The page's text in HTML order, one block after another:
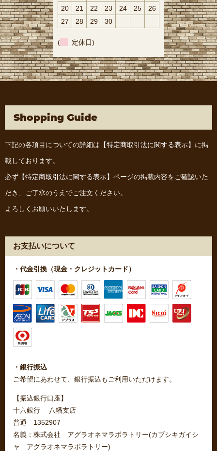
20 21 22 23 24 25
26
27
28 29 30
( 定休日)
Shopping Guide
下記の各項目についての詳細は 【特定商取引法に関する表示】 に掲
載しております。
必ず 【特定商取引法に関する表示】 ページの掲載内容をご確認いた
だき、ご了承のうえでご注文ください。
よろしくお願いいたします。
お支払いについて
・代金引換（現金・クレジットカード）
・銀行振込
ご希望にあわせて、銀行振込もご利用いただけます。
【振込銀行口座】
十六銀行 八幡支店
普通 1352907
名義：株式会社 アグラオネマラボラトリー(カブシキガイシ
ャ アグラオネマラボラトリー)